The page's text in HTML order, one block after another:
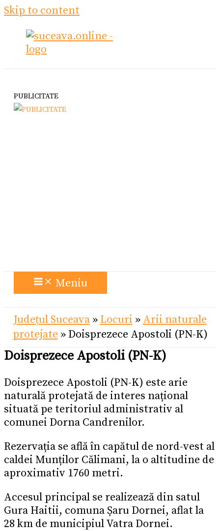
Skip to content
PUBLICITATE
Meniu
Județul Suceava» Locuri » Arii naturale
protejate » Doisprezece Apostoli (PN-K)
Doisprezece Apostoli (PN-K)
Doisprezece Apostoli (PN-K) este arie
naturală protejată de interes național
situată pe teritoriul administrativ al
comunei Dorna Candrenilor.
Rezervația se află în capătul de nord-vest al
caldei Munților Călimani, la o altitudine de
aproximativ 1760 metri.
Accesul principal se realizează din satul
Gura Haitii, comuna Șaru Dornei, aflat la
28 km de municipiul Vatra Dornei.